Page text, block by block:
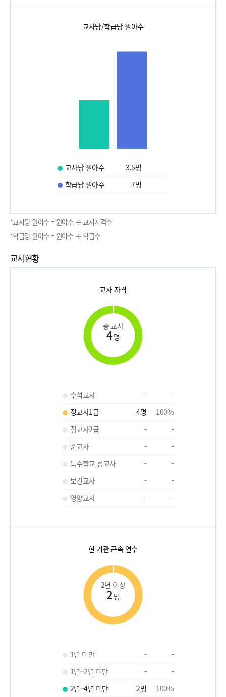
교사당/학급당 원아수
교사당 원아수 3.5명
학급당 원아수
7명
*교사당 원아수 = 원아수 ÷ 교사자격수
*학급당 원아수 = 원아수 ÷ 학급수
교사현황
교사 자격
총 교사
4명
수석교사 -
-
정교사1급
4명 100%
정교사2급
-
-
준교사
-
-
특수학교 정교사
-
-
보건교사
-
-
영양교사
- -
현 기관 근속 연수
2년 이상
2명
1년 미만 -
-
1년~2년 미만
-
-
2년~4년 미만
2명 100%